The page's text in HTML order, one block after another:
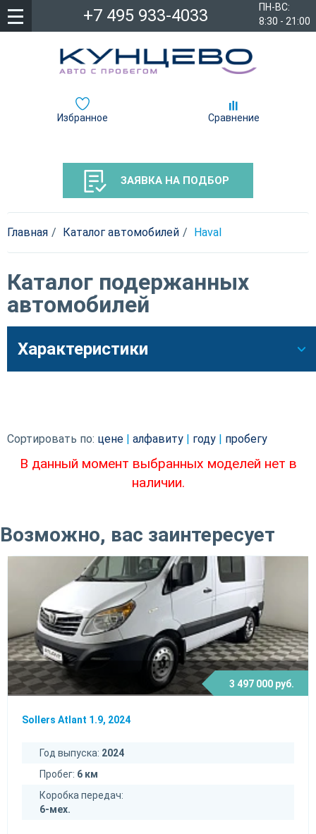
ПН-ВС:
8:30 - 21:00
+7 495 933-4033
Избранное Сравнение
ЗАЯВКА НА ПОДБОР
Главная Каталог автомобилей Haval
Каталог подержанных
автомобилей
Характеристики
Сортировать по: цене алфавиту году пробегу
В данный момент выбранных моделей нет в
наличии.
Возможно, вас заинтересует
3 497 000 руб.
Sollers Atlant 1.9, 2024
Год выпуска: 2024
Пробег: 6 км
Коробка передач:
6-мех.